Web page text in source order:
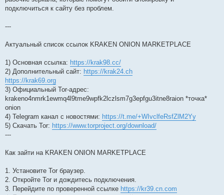
подключиться к сайту без проблем.
---
Актуальный список ссылок KRAKEN ONION MARKETPLACE
1) Основная ссылка: https://krak98.cc/
2) Дополнительный сайт: https://krak24.ch
https://krak69.org
3) Официальный Tor-адрес:
krakeno4nmrk1ewmq4l9tme9wpfk2lczlsm7g3epfgu3itne8raion *точка*
onion
4) Telegram канал с новостями: https://t.me/+WIvclfeRsfZlM2Yy
5) Скачать Tor: https://www.torproject.org/download/
---
Как зайти на KRAKEN ONION MARKETPLACE
1. Установите Tor браузер.
2. Откройте Tor и дождитесь подключения.
3. Перейдите по проверенной ссылке https://kr39.cn.com